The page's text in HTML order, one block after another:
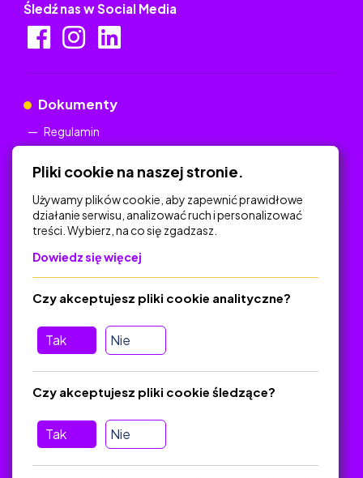
Śledź nas w Social Media
Dokumenty
Regulamin
Na skróty
Polityka Prywatności
O platformie
Baza materiałów dydaktycznych
Jak zostać autorem
Pliki cookie na naszej stronie.
Używamy plików cookie, aby zapewnić prawidłowe
działanie serwisu, analizować ruch i personalizować
treści. Wybierz, na co się zgadzasz.
Dowiedz się więcej
Tak Nie
Czy akceptujesz pliki cookie analityczne?
Tak Nie
Czy akceptujesz pliki cookie śledzące?